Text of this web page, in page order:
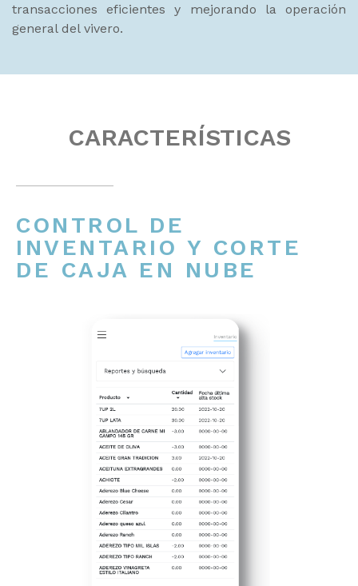
transacciones eficientes y mejorando la operación
general del vivero.
CARACTERÍSTICAS
CONTROL DE
INVENTARIO Y CORTE
DE CAJA EN NUBE